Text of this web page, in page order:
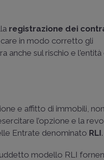
registrazione dei
in modo corretto gli
anche sul rischio e l'entità
e affitto di immobili,
l’opzione e la
Entrate denominato RLI.
modello RLI